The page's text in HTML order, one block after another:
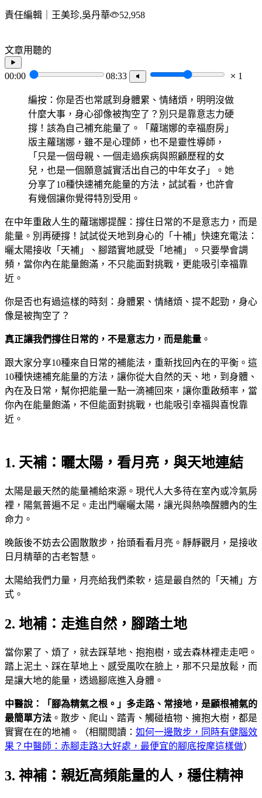
責任編輯｜王美珍,吳丹華 52,958
文章用聽的
00:00 08:33 1
編按：你是否也常感到身體累、情緒煩，明明沒做
什麼大事，身心卻像被掏空了？別只是靠意志力硬
撐！該為自己補充能量了。「蘿瑞娜的幸福廚房」
版主蘿瑞娜，雖不是心理師，也不是靈性導師，
「只是一個母親、一個走過疾病與照顧歷程的女
兒，也是一個願意誠實活出自己的中年女子」。她
分享了10種快速補充能量的方法，試試看，也許會
有幾個讓你覺得特別受用。
在中年重啟人生的蘿瑞娜提醒：撐住日常的不是意志力，而是
能量。別再硬撐！試試從天地到身心的「十補」快速充電法：
曬太陽接收「天補」、腳踏實地感受「地補」。只要學會調
頻，當你內在能量飽滿，不只能面對挑戰，更能吸引幸福靠
近。
你是否也有過這樣的時刻：身體累、情緒煩、提不起勁，身心
像是被掏空了？
真正讓我們撐住日常的，不是意志力，而是能量 。
跟大家分享10種來自日常的補能法，重新找回內在的平衡。這
10種快速補充能量的方法，讓你從大自然的天、地，到身體、
內在及日常，幫你把能量一點一滴補回來，讓你重啟頻率，當
你內在能量飽滿，不但能面對挑戰，也能吸引幸福與喜悅靠
近。
1. 天補：曬太陽，看月亮，與天地連結
太陽是最天然的能量補給來源。現代人大多待在室內或冷氣房
裡，陽氣普遍不足。走出門曬曬太陽，讓光與熱喚醒體內的生
命力。
晚飯後不妨去公園散散步，抬頭看看月亮。靜靜觀月，是接收
日月精華的古老智慧。
太陽給我們力量，月亮給我們柔軟，這是最自然的「天補」方
式。
2. 地補：走進自然，腳踏土地
當你累了、煩了，就去踩草地、抱抱樹，或去森林裡走走吧。
踏上泥土、踩在草地上、感受風吹在臉上，那不只是放鬆，而
是讓大地的能量，透過腳底進入身體。
中醫說：「腳為精氣之根。」多走路、常接地，是顧根補氣的
最簡單方法 。散步、爬山、踏青、觸碰植物、擁抱大樹，都是
實實在在的地補。（相關閱讀： 如何一邊散步，同時有健腦效
果？中醫師：赤腳走路3大好處，最便宜的腳底按摩這樣做）
3. 神補：親近高頻能量的人，穩住精神